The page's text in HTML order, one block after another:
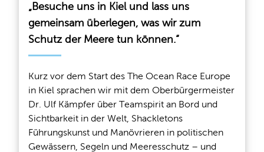
„Besuche uns in Kiel und lass uns
gemeinsam überlegen, was wir zum
Schutz der Meere tun können.“
Kurz vor dem Start des The Ocean Race Europe
in Kiel sprachen wir mit dem Oberbürgermeister
Dr. Ulf Kämpfer über Teamspirit an Bord und
Sichtbarkeit in der Welt, Shackletons
Führungskunst und Manövrieren in politischen
Gewässern, Segeln und Meeresschutz – und